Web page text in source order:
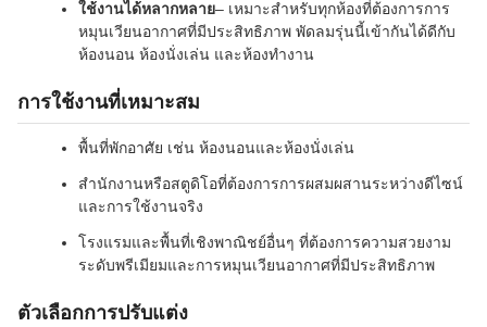
ใช้งานได้หลากหลาย– เหมาะสำหรับทุกห้องที่ต้องการการ
หมุนเวียนอากาศที่มีประสิทธิภาพ พัดลมรุ่นนี้เข้ากันได้ดีกับ
ห้องนอน ห้องนั่งเล่น และห้องทำงาน
การใช้งานที่เหมาะสม
พื้นที่พักอาศัย เช่น ห้องนอนและห้องนั่งเล่น
สำนักงานหรือสตูดิโอที่ต้องการการผสมผสานระหว่างดีไซน์
และการใช้งานจริง
โรงแรมและพื้นที่เชิงพาณิชย์อื่นๆ ที่ต้องการความสวยงาม
ระดับพรีเมียมและการหมุนเวียนอากาศที่มีประสิทธิภาพ
ตัวเลือกการปรับแต่ง